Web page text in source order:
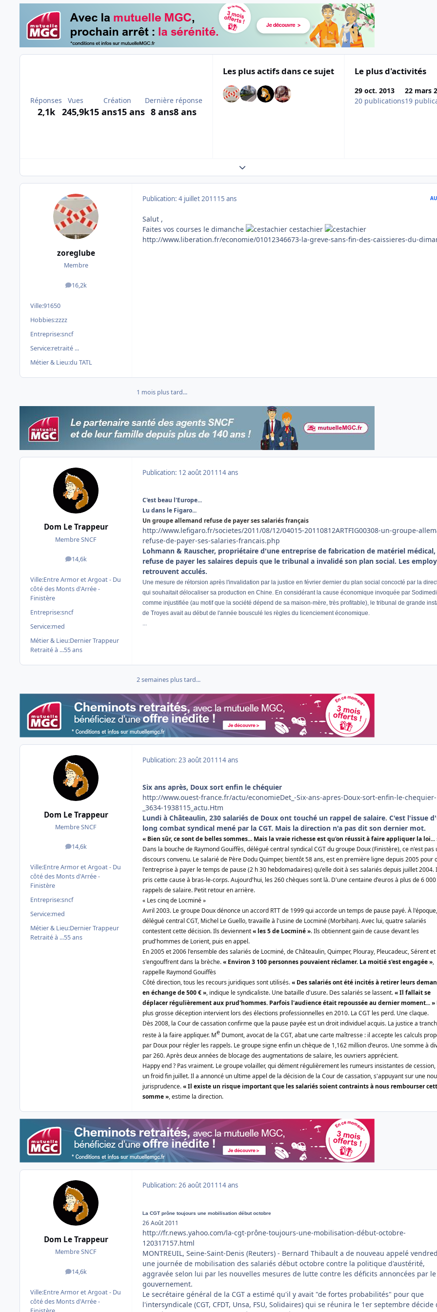
Réponses
2,1k
Vues
245,9k
Création
15 ans15 ans
Dernière réponse
8 ans8 ans
Les plus actifs dans ce sujet Le plus d'activités
29 oct. 2013
20 publications
22 mars
19
Expand topic overview
zoreglube
Membre
16,2k
messages
Ville:91650
Hobbies:zzzz
Entreprise:sncf
Service:retraité ...
Métier & Lieu:du TATL
Publication: 4 juillet 2011 15 ans
Salut ,
Faites vos courses le dimanche
cestachier
http://www.liberation.fr/economie/01012346673-la-greve-sans-fin-des-caissieres-du-
1 mois plus tard...
Dom Le Trappeur
Membre SNCF
14,6k
messages
Ville:Entre Armor et Argoat - Du
côté des Monts d'Arrée -
Finistère
Entreprise:sncf
Service:med
Métier & Lieu:Dernier Trappeur
Retraité à ...55 ans
Publication: 12 août 2011 14 ans
C'est beau l'Europe...
Lu dans le Figaro...
Un groupe allemand refuse de payer ses salariés français
http://www.lefigaro.fr/societes/2011/08/12/04015-20110812ARTFIG00308-un-groupe-
refuse-de-payer-ses-salaries-francais.php
Lohmann & Rauscher, propriétaire d'une entreprise de fabrication de matériel médical,
refuse de payer les salaires depuis que le tribunal a invalidé son plan social. Les
retrouvent acculés.
Une mesure de rétorsion après l'invalidation par la justice en février dernier du plan social concocté par la
qui souhaitait délocaliser sa production en Chine. En considérant la cause économique invoquée par
comme injustifiée (au motif que la société dépend de sa maison-mère, très profitable), le tribunal de grande
de Troyes avait au début de l'année bousculé les règles du licenciement économique.
...
2 semaines plus tard...
Dom Le Trappeur
Membre SNCF
14,6k
messages
Ville:Entre Armor et Argoat - Du
côté des Monts d'Arrée -
Finistère
Entreprise:sncf
Service:med
Métier & Lieu:Dernier Trappeur
Retraité à ...55 ans
Publication: 23 août 2011 14 ans
Six ans après, Doux sort enfin le chéquier
http://www.ouest-france.fr/actu/economieDet_-Six-ans-apres-Doux-sort-enfin-le-chequier-
_3634-1938115_actu.Htm
Lundi à Châteaulin, 230 salariés de Doux ont touché un rappel de salaire. C'est l'issue
long combat syndical mené par la CGT. Mais la direction n'a pas dit son dernier mot.
« Bien sûr, ce sont de belles sommes... Mais la vraie richesse est qu'on réussit à faire appliquer la loi...
Dans la bouche de Raymond Gouiffès, délégué central syndical CGT du groupe Doux (Finistère), ce n'est pas
discours convenu. Le salarié de Père Dodu Quimper, bientôt 58 ans, est en première ligne depuis 2005 pour
l'entreprise à payer le temps de pause (2 h 30 hebdomadaires) qu'elle doit à ses salariés depuis juillet 2004.
pris cette cause à bras-le-corps. Aujourd'hui, les 260 chèques sont là. D'une centaine d'euros à plus de 6
rappels de salaire. Petit retour en arrière.
« Les cinq de Locminé »
Avril 2003. Le groupe Doux dénonce un accord RTT de 1999 qui accorde un temps de pause payé. À
délégué central CGT, Michel Le Guello, travaille à l'usine de Locminé (Morbihan). Avec lui, quatre salariés
contestent cette décision. Ils deviennent« les 5 de Locminé ». Ils obtiennent gain de cause devant les
prud'hommes de Lorient, puis en appel.
En 2005 et 2006 l'ensemble des salariés de Locminé, de Châteaulin, Quimper, Plouray, Pleucadeuc, Sérent et
s'engouffrent dans la brèche.« Environ 3 100 personnes pouvaient réclamer. La moitié s'est engagée »,
rappelle Raymond Gouiffès
Côté direction, tous les recours juridiques sont utilisés.« Des salariés ont été incités à retirer leurs
en échange de 500 € », indique le syndicaliste. Une bataille d'usure. Des salariés se lassent.«Il fallait se
déplacer régulièrement aux prud'hommes. Parfois l'audience était repoussée au dernier moment... »
plus grosse déception intervient lors des élections professionnelles en 2010. La CGT les perd. Une claque.
Dès 2008, la Cour de cassation confirme que la pause payée est un droit individuel acquis. La justice a
reste à la faire appliquer. Me Dumont, avocat de la CGT, abat une carte maîtresse : il accepte les calculs
par Doux pour régler les rappels. Le groupe signe enfin un chèque de 1,162 million d'euros. Une somme à
par 260. Après deux années de blocage des augmentations de salaire, les ouvriers apprécient.
Happy end ? Pas vraiment. Le groupe volailler, qui dément régulièrement les rumeurs insistantes de
un froid fin juillet. Il a annoncé un ultime appel de la décision de la Cour de cassation, s'appuyant sur une
jurisprudence.« Il existe un risque important que les salariés soient contraints à nous rembourser
somme», estime la direction.
Dom Le Trappeur
Membre SNCF
14,6k
messages
Ville:Entre Armor et Argoat - Du
côté des Monts d'Arrée -
Publication: 26 août 2011 14 ans
La CGT prône toujours une mobilisation début octobre
26 Août 2011
http://fr.news.yahoo.com/la-cgt-prône-toujours-une-mobilisation-début-octobre-
120317157.html
MONTREUIL, Seine-Saint-Denis (Reuters) - Bernard Thibault a de nouveau appelé
une journée de mobilisation des salariés début octobre contre la politique d'austérité,
aggravée selon lui par les nouvelles mesures de lutte contre les déficits annoncées par le
gouvernement.
Le secrétaire général de la CGT a estimé qu'il y avait "de fortes probabilités" pour que
l'intersyndicale (CGT, CFDT, Unsa, FSU, Solidaires) qui se réunira le 1er septembre décide